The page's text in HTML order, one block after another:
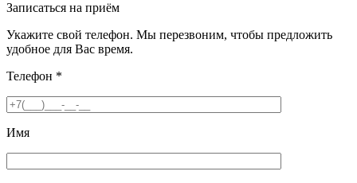
Записаться на приём
Укажите свой телефон. Мы перезвоним, чтобы предложить
удобное для Вас время.
Телефон *
Имя